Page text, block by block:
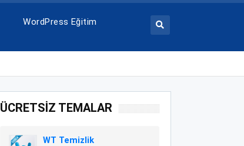
WordPress Eğitim
ÜCRETSİZ TEMALAR
WT Temizlik